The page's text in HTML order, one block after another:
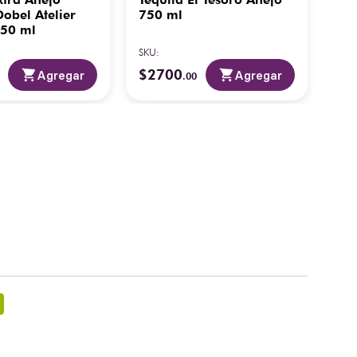
Atelier
ml
Agregar
750 ml
SKU:
$2700.00 Agregar